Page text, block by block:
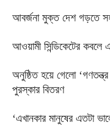
আবর্জনা মুক্ত দেশ গড়তে
‎আওয়ামী সিন্ডিকেটের
অনুষ্ঠিত হয়ে গেলো
পুরস্কার বিতরণ
‘এখানকার মানুষের এতটা